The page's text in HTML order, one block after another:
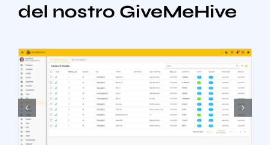
del nostro GiveMeHive